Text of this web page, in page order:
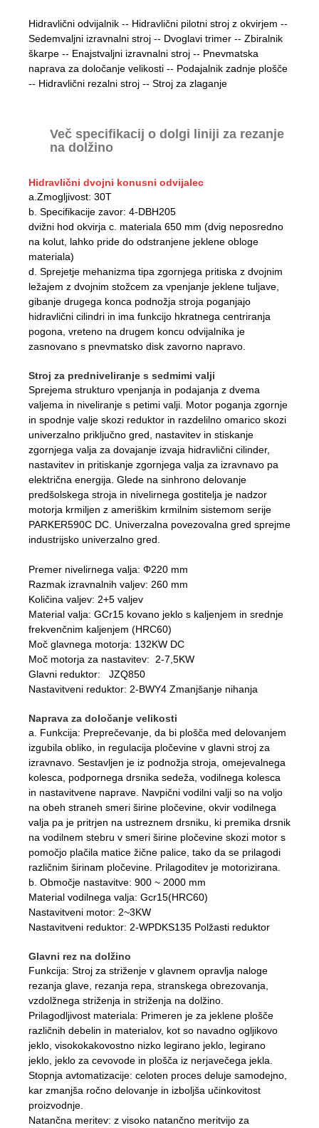
Hidravlični odvijalnik -- Hidravlični pilotni stroj z okvirjem --
Sedemvaljni izravnalni stroj -- Dvoglavi trimer -- Zbiralnik
škarpe -- Enajstvaljni izravnalni stroj -- Pnevmatska
naprava za določanje velikosti -- Podajalnik zadnje plošče
-- Hidravlični rezalni stroj -- Stroj za zlaganje
Več specifikacij o dolgi liniji za rezanje
na dolžino
Hidravlični dvojni konusni odvijalec
a.Zmogljivost: 30T
b. Specifikacije zavor: 4-DBH205
dvižni hod okvirja c. materiala 650 mm (dvig neposredno
na kolut, lahko pride do odstranjene jeklene obloge
materiala)
d. Sprejetje mehanizma tipa zgornjega pritiska z dvojnim
ležajem z dvojnim stožcem za vpenjanje jeklene tuljave,
gibanje drugega konca podnožja stroja poganjajo
hidravlični cilindri in ima funkcijo hkratnega centriranja
pogona, vreteno na drugem koncu odvijalnika je
zasnovano s pnevmatsko disk zavorno napravo.
Stroj za predniveliranje s sedmimi valji
Sprejema strukturo vpenjanja in podajanja z dvema
valjema in niveliranje s petimi valji. Motor poganja zgornje
in spodnje valje skozi reduktor in razdelilno omarico skozi
univerzalno priključno gred, nastavitev in stiskanje
zgornjega valja za dovajanje izvaja hidravlični cilinder,
nastavitev in pritiskanje zgornjega valja za izravnavo pa
električna energija. Glede na sinhrono delovanje
predšolskega stroja in nivelirnega gostitelja je nadzor
motorja krmiljen z ameriškim krmilnim sistemom serije
PARKER590C DC. Univerzalna povezovalna gred sprejme
industrijsko univerzalno gred.
Premer nivelirnega valja: Φ220 mm
Razmak izravnalnih valjev: 260 mm
Količina valjev: 2+5 valjev
Material valja: GCr15 kovano jeklo s kaljenjem in srednje
frekvenčnim kaljenjem (HRC60)
Moč glavnega motorja: 132KW DC
Moč motorja za nastavitev: 2-7,5KW
Glavni reduktor: JZQ850
Nastavitveni reduktor: 2-BWY4 Zmanjšanje nihanja
Naprava za določanje velikosti
a. Funkcija: Preprečevanje, da bi plošča med delovanjem
izgubila obliko, in regulacija pločevine v glavni stroj za
izravnavo. Sestavljen je iz podnožja stroja, omejevalnega
kolesca, podpornega drsnika sedeža, vodilnega kolesca
in nastavitvene naprave. Navpični vodilni valji so na voljo
na obeh straneh smeri širine pločevine, okvir vodilnega
valja pa je pritrjen na ustreznem drsniku, ki premika drsnik
na vodilnem stebru v smeri širine pločevine skozi motor s
pomočjo plačila matice žične palice, tako da se prilagodi
različnim širinam pločevine. Prilagoditev je motorizirana.
b. Območje nastavitve: 900 ~ 2000 mm
Material vodilnega valja: Gcr15(HRC60)
Nastavitveni motor: 2~3KW
Nastavitveni reduktor: 2-WPDKS135 Polžasti reduktor
Glavni rez na dolžino
Funkcija: Stroj za striženje v glavnem opravlja naloge
rezanja glave, rezanja repa, stranskega obrezovanja,
vzdolžnega striženja in striženja na dolžino.
Prilagodljivost materiala: Primeren je za jeklene plošče
različnih debelin in materialov, kot so navadno ogljikovo
jeklo, visokokakovostno nizko legirano jeklo, legirano
jeklo, jeklo za cevovode in plošča iz nerjavečega jekla.
Stopnja avtomatizacije: celoten proces deluje samodejno,
kar zmanjša ročno delovanje in izboljša učinkovitost
proizvodnje.
Natančna meritev: z visoko natančno meritvijo za